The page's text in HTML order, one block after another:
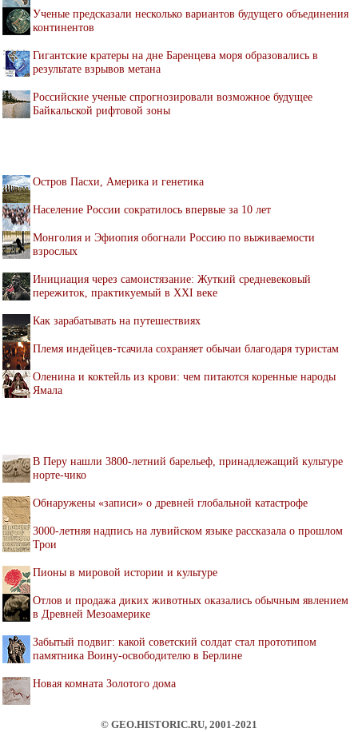
Ученые предсказали несколько вариантов будущего объединения
континентов
Гигантские кратеры на дне Баренцева моря образовались в
результате взрывов метана
Российские ученые спрогнозировали возможное будущее
Байкальской рифтовой зоны
Остров Пасхи, Америка и генетика
Население России сократилось впервые за 10 лет
Монголия и Эфиопия обогнали Россию по выживаемости
взрослых
Инициация через самоистязание: Жуткий средневековый
пережиток, практикуемый в XXI веке
Как зарабатывать на путешествиях
Племя индейцев-тсачила сохраняет обычаи благодаря туристам
Оленина и коктейль из крови: чем питаются коренные народы
Ямала
В Перу нашли 3800-летний барельеф, принадлежащий культуре
норте-чико
Обнаружены «записи» о древней глобальной катастрофе
3000-летняя надпись на лувийском языке рассказала о прошлом
Трои
Пионы в мировой истории и культуре
Отлов и продажа диких животных оказались обычным явлением
в Древней Мезоамерике
Забытый подвиг: какой советский солдат стал прототипом
памятника Воину-освободителю в Берлине
Новая комната Золотого дома
© GEO.HISTORIC.RU, 2001-2021